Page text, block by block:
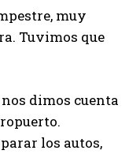
muy
Tuvimos que
dimos cuenta
los autos,